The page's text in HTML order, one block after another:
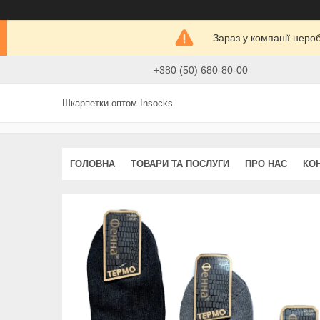
Зараз у компанії
+380 (50) 680-80-00
Шкарпетки оптом Insocks
ГОЛОВНА ТОВАРИ ТА ПОСЛУГИ ПРО НАС